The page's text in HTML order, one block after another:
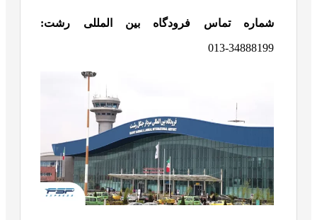
شماره تماس فرودگاه بین المللی رشت:
34888199-013